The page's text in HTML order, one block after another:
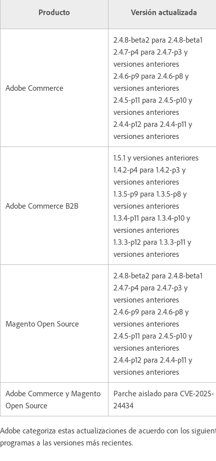
Producto Versión actualizada
Adobe Commerce
2.4.8-beta2 para 2.4.8-beta1
2.4.7-p4 para 2.4.7-p3 y
versiones anteriores
2.4.6-p9 para 2.4.6-p8 y
versiones anteriores
2.4.5-p11 para 2.4.5-p10 y
versiones anteriores
2.4.4-p12 para 2.4.4-p11 y
versiones anteriores
Adobe Commerce B2B
1.5.1 y versiones anteriores
1.4.2-p4 para 1.4.2-p3 y
versiones anteriores
1.3.5-p9 para 1.3.5-p8 y
versiones anteriores
1.3.4-p11 para 1.3.4-p10 y
versiones anteriores
1.3.3-p12 para 1.3.3-p11 y
versiones anteriores
Magento Open Source
2.4.8-beta2 para 2.4.8-beta1
2.4.7-p4 para 2.4.7-p3 y
versiones anteriores
2.4.6-p9 para 2.4.6-p8 y
versiones anteriores
2.4.5-p11 para 2.4.5-p10 y
versiones anteriores
2.4.4-p12 para 2.4.4-p11 y
versiones anteriores
Adobe Commerce y Magento
Open Source
Parche aislado para CVE-2025-
24434
Adobe categoriza estas actualizaciones de acuerdo con los
programas a las versiones más recientes.